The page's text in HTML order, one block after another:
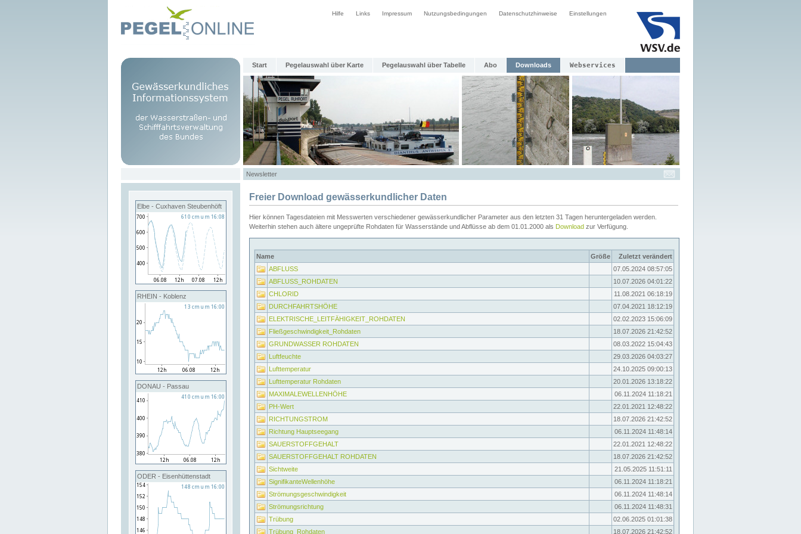
Hilfe Links Impressum Nutzungsbedingungen Datenschutzhinweise Einstellungen
Start Pegelauswahl über Karte Pegelauswahl über Tabelle Abo Downloads Webservices
Newsletter
Elbe - Cuxhaven Steubenhöft
RHEIN - Koblenz
DONAU - Passau
ODER - Eisenhüttenstadt
Freier Download gewässerkundlicher Daten
Hier können Tagesdateien mit Messwerten verschiedener gewässerkundlicher Parameter aus den letzten 31 Tagen heruntergeladen werden.
Weiterhin stehen auch ältere ungeprüfte Rohdaten für Wasserstände und Abflüsse ab dem 01.01.2000 als Download zur Verfügung.
Name Größe
Zuletzt verändert
ABFLUSS
07.05.2024 08:57:05
ABFLUSS_ROHDATEN
10.07.2026 04:01:22
CHLORID
11.08.2021 06:18:19
DURCHFAHRTSHÖHE
07.04.2021 18:12:19
ELEKTRISCHE_LEITFÄHIGKEIT_ROHDATEN
02.02.2023 15:06:09
Fließgeschwindigkeit_Rohdaten
18.07.2026 21:42:52
GRUNDWASSER ROHDATEN
08.03.2022 15:04:43
Luftfeuchte
29.03.2026 04:03:27
Lufttemperatur
24.10.2025 09:00:13
Lufttemperatur Rohdaten
20.01.2026 13:18:22
MAXIMALEWELLENHÖHE
06.11.2024 11:18:21
PH-Wert
22.01.2021 12:48:22
RICHTUNGSTROM
18.07.2026 21:42:52
Richtung Hauptseegang
06.11.2024 11:48:14
SAUERSTOFFGEHALT
22.01.2021 12:48:22
SAUERSTOFFGEHALT ROHDATEN
18.07.2026 21:42:52
Sichtweite
21.05.2025 11:51:11
SignifikanteWellenhöhe
06.11.2024 11:18:21
Strömungsgeschwindigkeit
06.11.2024 11:48:14
Strömungsrichtung
06.11.2024 11:48:31
Trübung
02.06.2025 01:01:38
Trübung_Rohdaten
18.07.2026 21:42:52